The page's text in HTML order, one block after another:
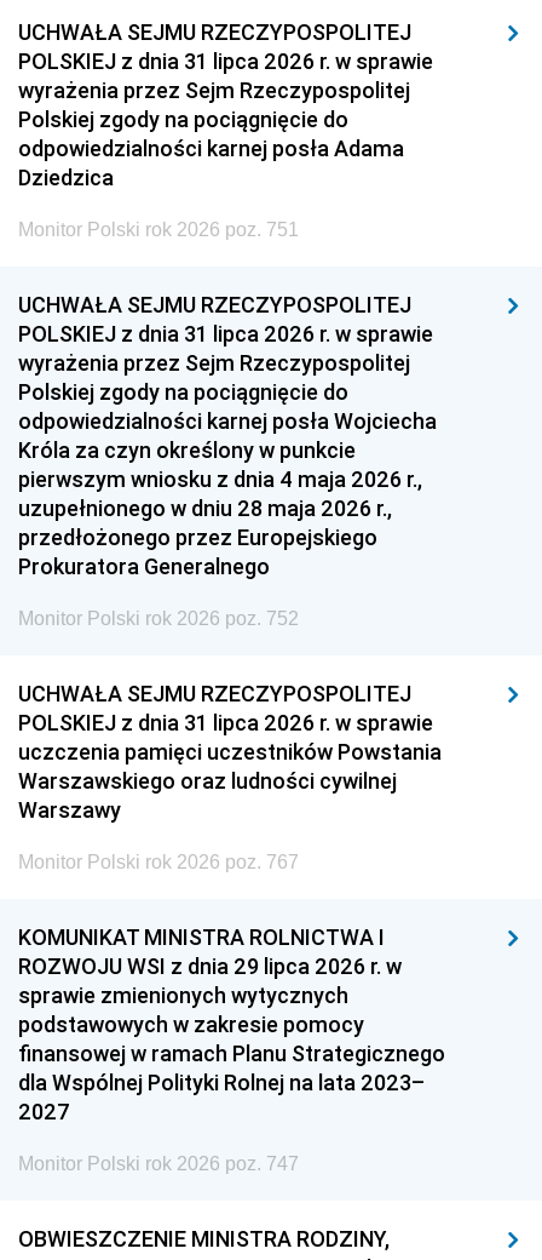
UCHWAŁA SEJMU RZECZYPOSPOLITEJ
POLSKIEJ z dnia 31 lipca 2026 r. w sprawie
wyrażenia przez Sejm Rzeczypospolitej
Polskiej zgody na pociągnięcie do
odpowiedzialności karnej posła Adama
Dziedzica
Monitor Polski rok 2026 poz. 751
UCHWAŁA SEJMU RZECZYPOSPOLITEJ
POLSKIEJ z dnia 31 lipca 2026 r. w sprawie
wyrażenia przez Sejm Rzeczypospolitej
Polskiej zgody na pociągnięcie do
odpowiedzialności karnej posła Wojciecha
Króla za czyn określony w punkcie
pierwszym wniosku z dnia 4 maja 2026 r.,
uzupełnionego w dniu 28 maja 2026 r.,
przedłożonego przez Europejskiego
Prokuratora Generalnego
Monitor Polski rok 2026 poz. 752
UCHWAŁA SEJMU RZECZYPOSPOLITEJ
POLSKIEJ z dnia 31 lipca 2026 r. w sprawie
uczczenia pamięci uczestników Powstania
Warszawskiego oraz ludności cywilnej
Warszawy
Monitor Polski rok 2026 poz. 767
KOMUNIKAT MINISTRA ROLNICTWA I
ROZWOJU WSI z dnia 29 lipca 2026 r. w
sprawie zmienionych wytycznych
podstawowych w zakresie pomocy
finansowej w ramach Planu Strategicznego
dla Wspólnej Polityki Rolnej na lata 2023–
2027
Monitor Polski rok 2026 poz. 747
OBWIESZCZENIE MINISTRA RODZINY,